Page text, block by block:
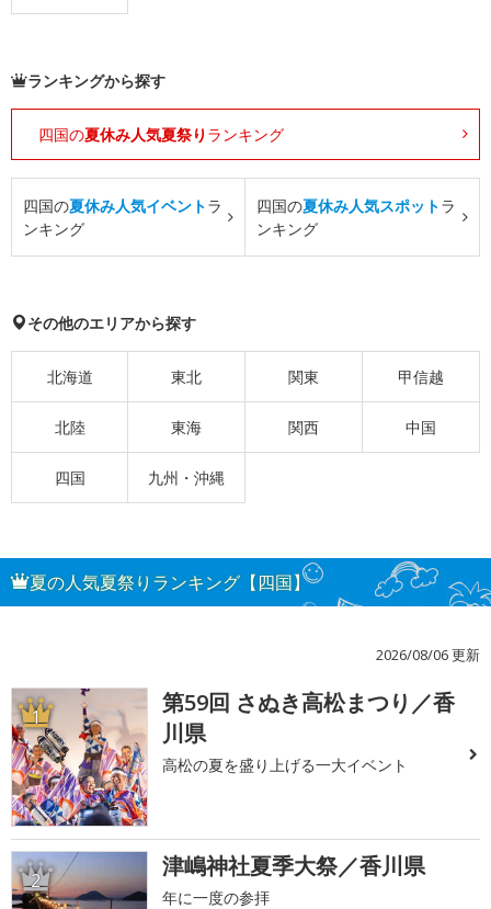
ランキングから探す
四国の夏休み人気夏祭り ランキング
四国の夏休み人気イベントラ
ンキング
四国の夏休み人気スポットラ
ンキング
その他のエリアから探す
北海道 東北 関東 甲信越
北陸 東海 関西 中国
四国 九州・沖縄
夏の人気夏祭りランキング【四国】
2026/08/06 更新
1
第59回 さぬき高松まつり／香
川県
高松の夏を盛り上げる一大イベント
2 津嶋神社夏季大祭／香川県
年に一度の参拝